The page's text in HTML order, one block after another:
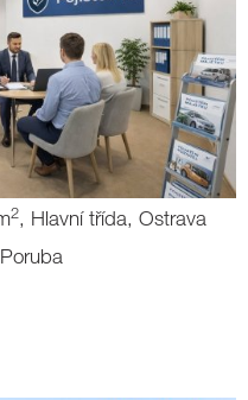
2, Hlavní třída, Ostrava